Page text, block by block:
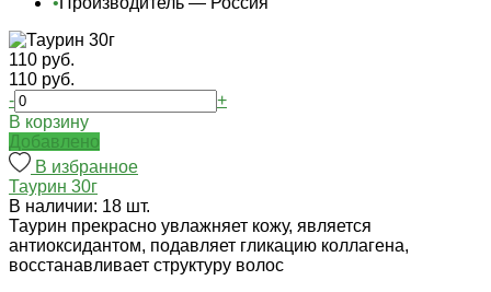
110 руб.
110 руб.
-
+
В корзину
Добавлено
В избранное
Таурин 30г
В наличии: 18 шт.
Таурин прекрасно увлажняет кожу, является
антиоксидантом, подавляет гликацию коллагена,
восстанавливает структуру волос